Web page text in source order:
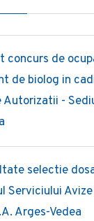
concurs de
de biolog in
Autorizatii -
selectie
Serviciului
Arges-Vedea